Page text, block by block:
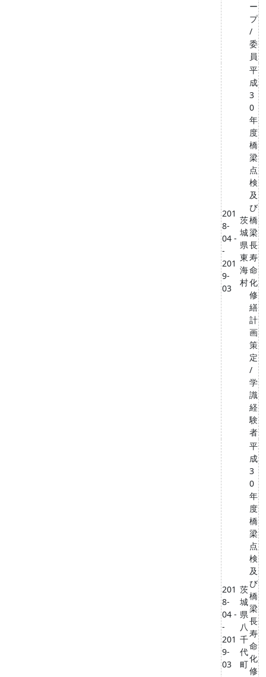
ー
プ
/
委
員
201
8-
04 -
-
201
9-
03
茨
城
県
東
海
村
平
成
3
0
年
度
橋
梁
点
検
及
び
橋
梁
長
寿
命
化
修
繕
計
画
策
定
/
学
識
経
験
者
201
8-
04 -
-
201
9-
03
茨
城
県
八
千
代
町
平
成
3
0
年
度
橋
梁
点
検
及
び
橋
梁
長
寿
命
化
修